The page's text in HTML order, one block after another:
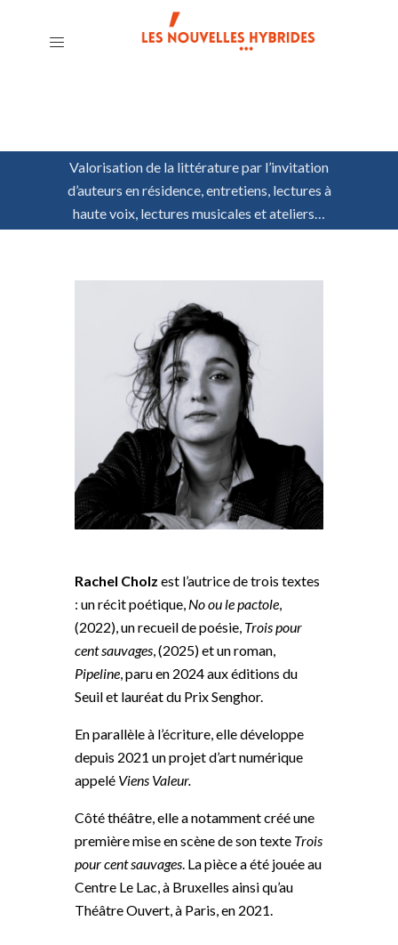
Valorisation de la littérature par l’invitation
d’auteurs en résidence, entretiens, lectures à
haute voix, lectures musicales et ateliers…
Rachel Cholz est l’autrice de trois textes
: un récit poétique, No ou le pactole,
(2022), un recueil de poésie, Trois pour
cent sauvages, (2025) et un roman,
Pipeline, paru en 2024 aux éditions du
Seuil et lauréat du Prix Senghor.
En parallèle à l’écriture, elle développe
depuis 2021 un projet d’art numérique
appelé Viens Valeur.
Côté théâtre, elle a notamment créé une
première mise en scène de son texte Trois
pour cent sauvages. La pièce a été jouée au
Centre Le Lac, à Bruxelles ainsi qu’au
Théâtre Ouvert, à Paris, en 2021.